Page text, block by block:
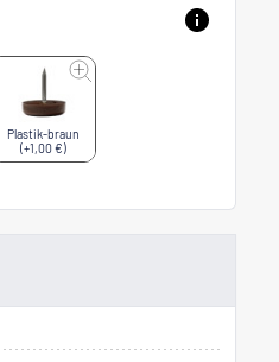
Plastik-braun
(+1,00 €)